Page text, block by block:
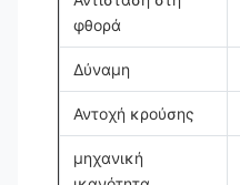
φθορά
Δύναμη
Αντοχή κρούσης
μηχανική